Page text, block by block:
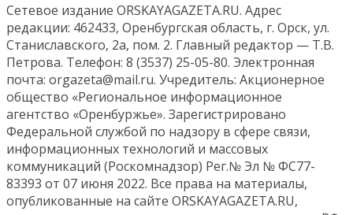
Сетевое издание ORSKAYAGAZETA.RU. Адрес
редакции: 462433, Оренбургская область, г. Орск, ул.
Станиславского, 2а, пом. 2. Главный редактор — Т.В.
Петрова. Телефон: 8 (3537) 25-05-80. Электронная
почта: orgazeta@mail.ru. Учредитель: Акционерное
общество «Региональное информационное
агентство «Оренбуржье». Зарегистрировано
Федеральной службой по надзору в сфере связи,
информационных технологий и массовых
коммуникаций (Роскомнадзор) Рег.№ Эл № ФС77-
83393 от 07 июня 2022. Все права на материалы,
опубликованные на сайте ORSKAYAGAZETA.RU,